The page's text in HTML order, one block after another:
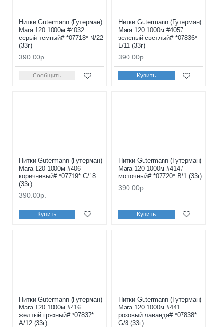
Нитки Gutermann (Гутерман)
Mara 120 1000м #4032
серый темный# *07718* N/22
(33г)
390.00р.
Сообщить
Нитки Gutermann (Гутерман)
Mara 120 1000м #4057
зеленый светлый# *07836*
L/11 (33г)
390.00р.
Купить
Нитки Gutermann (Гутерман)
Mara 120 1000м #406
коричневый# *07719* C/18
(33г)
390.00р.
Купить
Нитки Gutermann (Гутерман)
Mara 120 1000м #4147
молочный# *07720* B/1 (33г)
390.00р.
Купить
Нитки Gutermann (Гутерман)
Mara 120 1000м #416
желтый грязный# *07837*
A/12 (33г)
Нитки Gutermann (Гутерман)
Mara 120 1000м #441
розовый лаванда# *07838*
G/8 (33г)